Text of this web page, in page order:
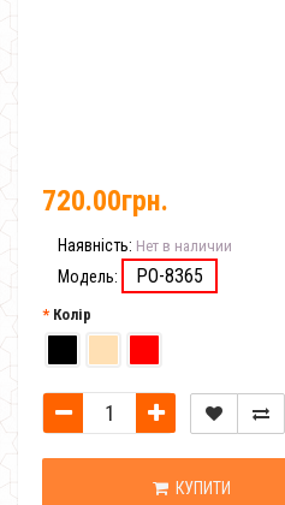
720.00грн.
Наявність: Нет в наличии
Модель: PO-8365
Колір
КУПИТИ